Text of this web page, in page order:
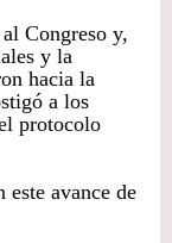
Congreso y,
y la
hacia la
a los
protocolo
este avance de